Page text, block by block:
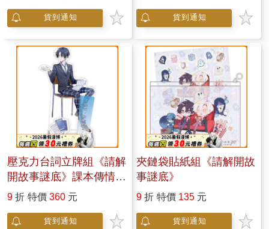
貨到通知 貨到通知
壓克力台詞立牌組《請解
開故事謎底》課本傳情
莊天然
9 折 特價 360 元
貨到通知
夾鏈袋貼紙組《請解開故
事謎底》
9 折 特價 135 元
貨到通知